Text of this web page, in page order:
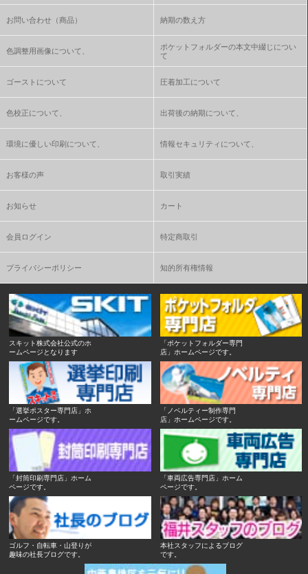
お問い合わせ（商品） 納期の数え方
色調整用画像について、
ポケットフォルダーの本文中綴じについ
て
ゴーストについて 圧着加工について
色校正について、 出荷後の納期について、
環境に優しい印刷について、 情報セキュリティについて、
お客様の声 取引実績
お知らせ カート
会員ログイン 特定商取引
プライバシーポリシー 知的所有権情報
スキット株式会社公式のホ
ームページとなります
「ポケットフォルダー専門
店」ホームページです。
「選挙ポスター専門店」ホ
ームページです。
「ノベルティー制作専門
店」ホームページです。
「封筒印刷専門店」ホーム
ページです。
「車両広告専門店」ホーム
ページです。
ゴルフ・自転車・山登りが
趣味の社長ブログです。
本社スタッフによるブログ
です。